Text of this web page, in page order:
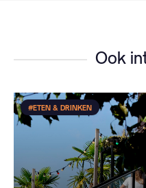
Ook
#ETEN & DRINKEN